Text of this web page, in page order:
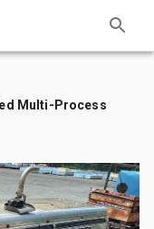
Multi-Process